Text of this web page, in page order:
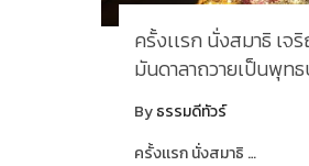
ครั้งเเรก นั่งสมาธิ เ
มันดาลาถวายเป็นพุท
Byธรรมดีทัวร์
ครั้งเเรก นั่งสมาธิ …